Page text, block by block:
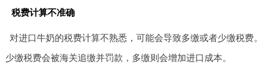
税费计算不准确
对进口牛奶的税费计算不熟悉，可能会导致多缴或者少缴税费。
少缴税费会被海关追缴并罚款，多缴则会增加进口成本。